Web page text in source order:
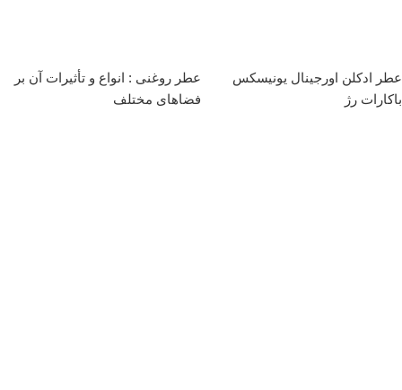
عطر ادکلن اورجینال یونیسکس
باکارات رژ
عطر روغنی : انواع و تأثیرات آن بر
فضاهای مختلف